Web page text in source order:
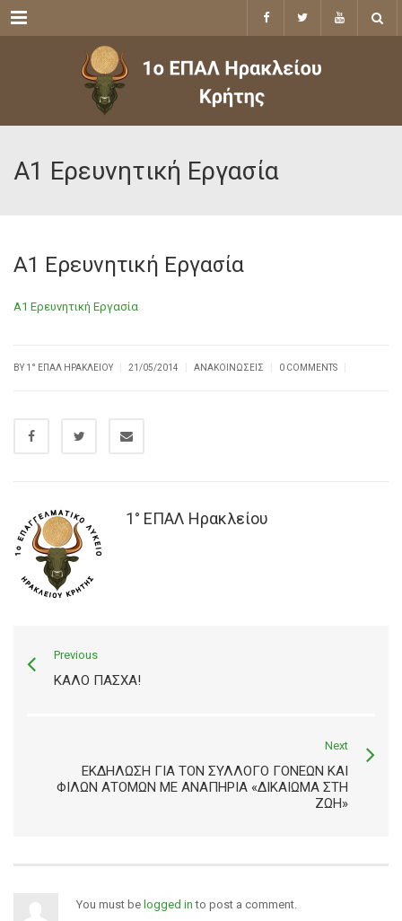
Menu
Α1 Ερευνητική Εργασία
Α1 Ερευνητική Εργασία
Α1 Ερευνητική Εργασία
BY1° ΕΠΑΛ ΗΡΑΚΛΕΊΟΥ 21/05/2014 ΑΝΑΚΟΙΝΏΣΕΙΣ 0 COMMENTS
1° ΕΠΑΛ Ηρακλείου
Previous
ΚΑΛΌ ΠΆΣΧΑ!
Next
ΕΚΔΉΛΩΣΗ ΓΙΑ ΤΟΝ ΣΎΛΛΟΓΟ ΓΟΝΈΩΝ ΚΑΙ
ΦΊΛΩΝ ΑΤΌΜΩΝ ΜΕ ΑΝΑΠΗΡΊΑ «ΔΙΚΑΊΩΜΑ ΣΤΗ
ΖΩΉ»
You must be logged in to post a comment.